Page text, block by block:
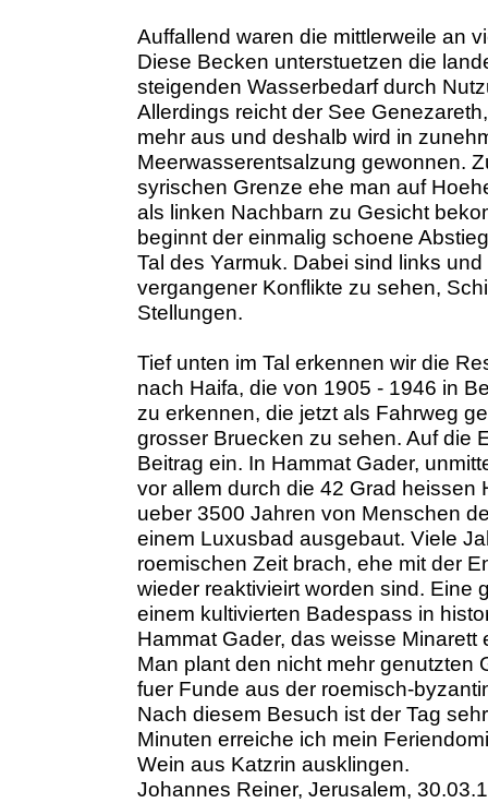
Auffallend waren die mittlerweile an
Diese Becken unterstuetzen die
steigenden Wasserbedarf durch
Allerdings reicht der See
mehr aus und deshalb wird in
Meerwasserentsalzung gewonnen.
syrischen Grenze ehe man auf
als linken Nachbarn zu Gesicht
beginnt der einmalig schoene
Tal des Yarmuk. Dabei sind links
vergangener Konflikte zu sehen,
Stellungen.
Tief unten im Tal erkennen wir die
nach Haifa, die von 1905 - 1946 in
zu erkennen, die jetzt als Fahrweg
grosser Bruecken zu sehen. Auf die
Beitrag ein. In Hammat Gader,
vor allem durch die 42 Grad
ueber 3500 Jahren von Menschen
einem Luxusbad ausgebaut. Viele
roemischen Zeit brach, ehe mit der
wieder reaktivieirt worden sind. Eine
einem kultivierten Badespass in
Hammat Gader, das weisse
Man plant den nicht mehr genutzten
fuer Funde aus der roemisch-
Nach diesem Besuch ist der Tag
Minuten erreiche ich mein
Wein aus Katzrin ausklingen.
Johannes Reiner, Jerusalem,